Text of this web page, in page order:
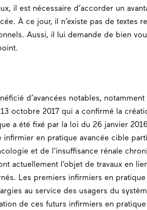
il est nécessaire d’accorder un
À ce jour, il n’existe pas de textes
Aussi, il lui demande de bien
d’avancées notables,
octobre 2017 qui a confirmé la
a été fixé par la loi du 26 janvier
infirmier en pratique avancée cible
et de l’insuffisance rénale
actuellement l’objet de travaux en
Les premiers infirmiers en pratique
au service des usagers du
de ces futurs infirmiers en pratique